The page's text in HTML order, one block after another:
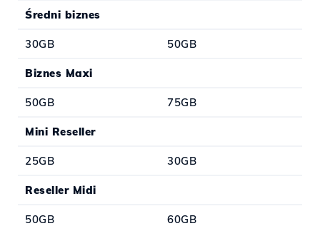
Średni biznes
30GB 50GB
Biznes Maxi
50GB 75GB
Mini Reseller
25GB 30GB
Reseller Midi
50GB 60GB